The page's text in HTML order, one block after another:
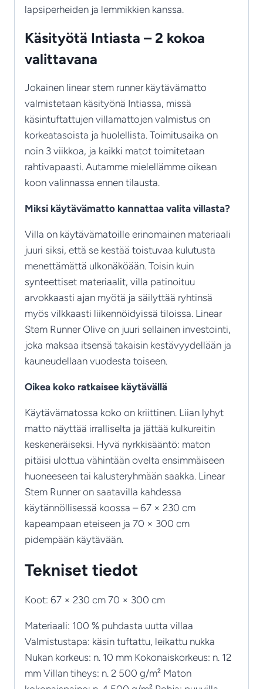
lapsiperheiden ja lemmikkien kanssa.
Käsityötä Intiasta – 2 kokoa
valittavana
Jokainen linear stem runner käytävämatto
valmistetaan käsityönä Intiassa, missä
käsintuftattujen villamattojen valmistus on
korkeatasoista ja huolellista. Toimitusaika on
noin 3 viikkoa, ja kaikki matot toimitetaan
rahtivapaasti. Autamme mielellämme oikean
koon valinnassa ennen tilausta.
Miksi käytävämatto kannattaa valita villasta?
Villa on käytävämatoille erinomainen materiaali
juuri siksi, että se kestää toistuvaa kulutusta
menettämättä ulkonäköään. Toisin kuin
synteettiset materiaalit, villa patinoituu
arvokkaasti ajan myötä ja säilyttää ryhtinsä
myös vilkkaasti liikennöidyissä tiloissa. Linear
Stem Runner Olive on juuri sellainen investointi,
joka maksaa itsensä takaisin kestävyydellään ja
kauneudellaan vuodesta toiseen.
Oikea koko ratkaisee käytävällä
Käytävämatossa koko on kriittinen. Liian lyhyt
matto näyttää irralliselta ja jättää kulkureitin
keskeneräiseksi. Hyvä nyrkkisääntö: maton
pitäisi ulottua vähintään ovelta ensimmäiseen
huoneeseen tai kalusteryhmään saakka. Linear
Stem Runner on saatavilla kahdessa
käytännöllisessä koossa – 67 × 230 cm
kapeampaan eteiseen ja 70 × 300 cm
pidempään käytävään.
Tekniset tiedot
Koot: 67 × 230 cm 70 × 300 cm
Materiaali: 100 % puhdasta uutta villaa
Valmistustapa: käsin tuftattu, leikattu nukka
Nukan korkeus: n. 10 mm Kokonaiskorkeus: n. 12
mm Villan tiheys: n. 2 500 g/m² Maton